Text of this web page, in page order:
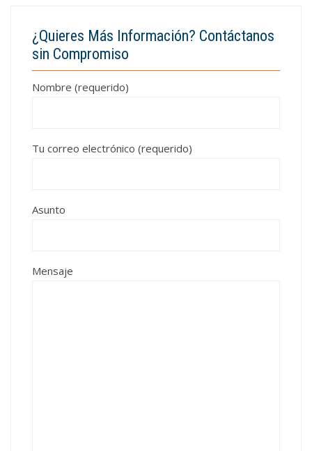
¿Quieres Más Información? Contáctanos
sin Compromiso
Nombre (requerido)
Tu correo electrónico (requerido)
Asunto
Mensaje